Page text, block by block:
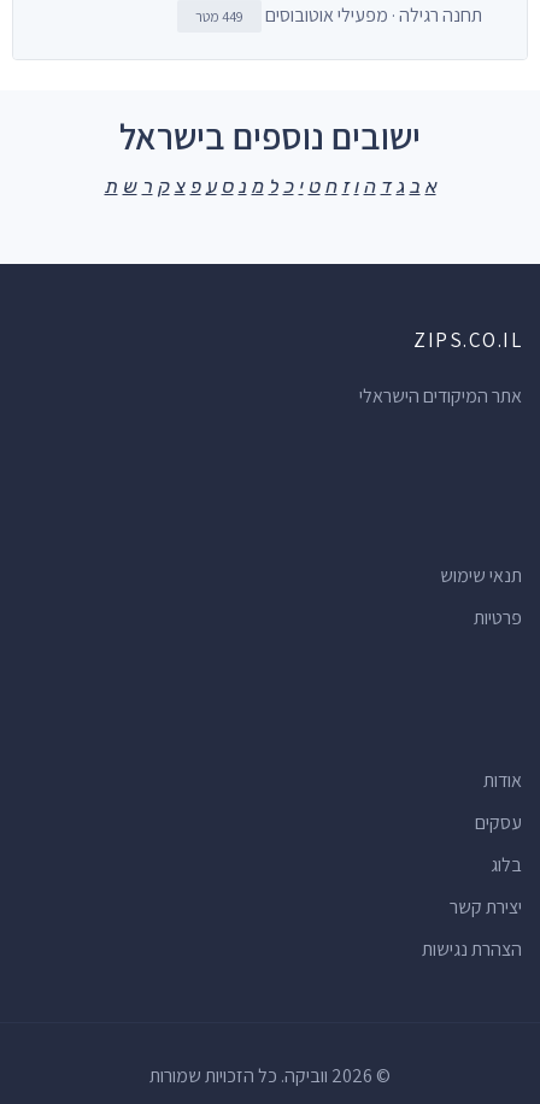
תחנה רגילה · מפעילי אוטובוסים 449 מטר
ישובים נוספים בישראל
א ב ג ד ה ו ז ח ט י כ ל מ נ ס ע פ צ ק ר ש ת
ZIPS.CO.IL
אתר המיקודים הישראלי
תנאי שימוש
פרטיות
אודות
עסקים
בלוג
יצירת קשר
הצהרת נגישות
© 2026 ווביקה. כל הזכויות שמורות